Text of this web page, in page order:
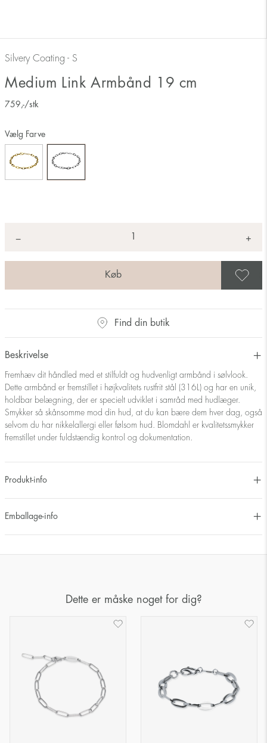
Silvery Coating - S
Medium Link Armbånd 19 cm
759 ,-/stk
Vælg Farve
− +
Find din butik
Beskrivelse
Fremhæv dit håndled med et stilfuldt og hudvenligt armbånd i sølvlook.
Dette armbånd er fremstillet i højkvalitets rustfrit stål (316L) og har en unik,
holdbar belægning, der er specielt udviklet i samråd med hudlæger.
Smykker så skånsomme mod din hud, at du kan bære dem hver dag, også
selvom du har nikkelallergi eller følsom hud. Blomdahl er kvalitetssmykker
fremstillet under fuldstændig kontrol og dokumentation.
Produkt-info
Emballage-info
Dette er måske noget for dig?